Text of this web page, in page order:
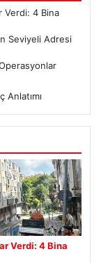
Verdi: 4 Bina
Seviyeli Adresi
Anlatımı
Verdi: 4 Bina